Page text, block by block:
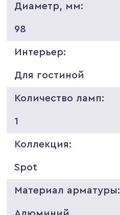
Диаметр, мм:
98
Интерьер:
Для гостиной
Количество ламп:
1
Коллекция:
Spot
Материал арматуры: